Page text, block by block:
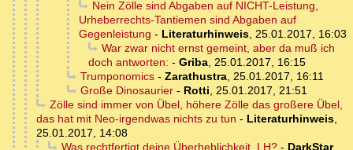
Nein Zölle sind Abgaben auf NICHT-Leistung,
Urheberrechts-Tantiemen sind Abgaben auf
Gegenleistung - Literaturhinweis, 25.01.2017, 16:03
War zwar nicht ernst gemeint, aber da muß ich
doch antworten: - Griba, 25.01.2017, 16:15
Trumponomics- Zarathustra, 25.01.2017, 16:11
Große Dinosaurier- Rotti, 25.01.2017, 21:51
Zölle sind immer von Übel, höhere Zölle das großere Übel,
das hat mit Neo-irgendwas nichts zu tun - Literaturhinweis,
25.01.2017, 14:08
Was rechtfertigt deine Überheblichkeit, LH?- DarkStar,